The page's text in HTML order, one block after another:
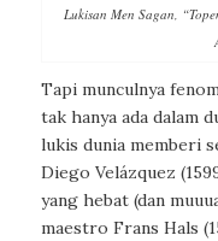
Lukisan Men Sagan,
Tapi munculnya
tak hanya ada dalam
lukis dunia memberi
Diego Velázquez
yang hebat (dan
maestro Frans Hals